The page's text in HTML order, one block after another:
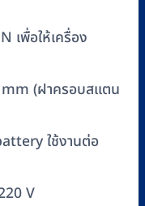
เพื่อให้เครื่อง
(ฝาครอบสแตน
ใช้งานต่อ
V